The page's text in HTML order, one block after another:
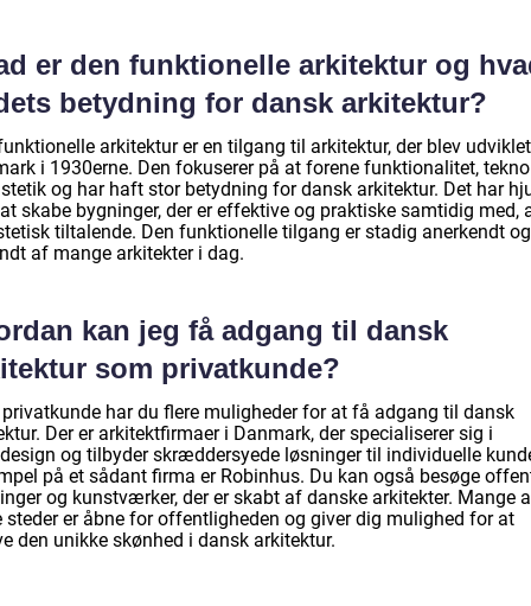
er den funktionelle arkitektur og
betydning for dansk arkitektur?
arkitektur er en tilgang til arkitektur, der blev
i 1930erne. Den fokuserer på at forene funktionalitet,
og har haft stor betydning for dansk arkitektur. Det har
skabe bygninger, der er effektive og praktiske samtidig med,
tiltalende. Den funktionelle tilgang er stadig anerkendt og
af mange arkitekter i dag.
kan jeg få adgang til dansk
som privatkunde?
har du flere muligheder for at få adgang til dansk
Der er arkitektfirmaer i Danmark, der specialiserer sig i
og tilbyder skræddersyede løsninger til individuelle
på et sådant firma er Robinhus. Du kan også besøge
og kunstværker, der er skabt af danske arkitekter. Mange
steder er åbne for offentligheden og giver dig mulighed for at
den unikke skønhed i dansk arkitektur.